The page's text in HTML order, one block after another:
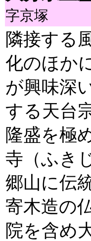
字京塚
隣接する
化のほか
が興味深
する天台
隆盛を極
寺（ふき
郷山に伝
寄木造の
院を含め